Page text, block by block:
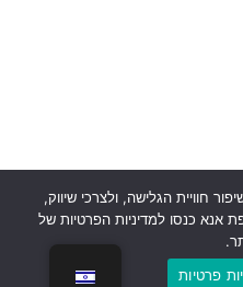
חוויית הגלישה, ולצרכי שיווק,
אנא כנסו למדיניות הפרטיות של
פרטיות